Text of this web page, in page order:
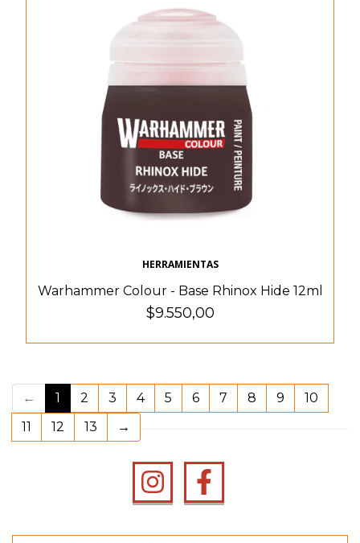
HERRAMIENTAS
Warhammer Colour - Base Rhinox Hide 12ml
$9.550,00
← 1 (current)
2 3 4 5 6 7 8 9
10
11
12 13 →